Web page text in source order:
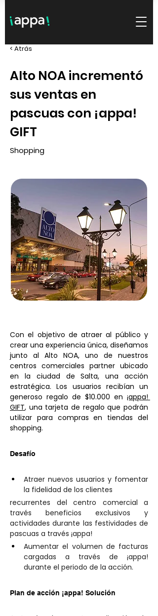
< Atrás
Alto NOA incrementó
sus ventas en
pascuas con ¡appa!
GIFT
Shopping
Con el objetivo de atraer al público y
crear una experiencia única, diseñamos
junto al Alto NOA, uno de nuestros
centros comerciales partner ubicado
en la ciudad de Salta, una acción
estratégica. Los usuarios recibían un
generoso regalo de $10.000 en ¡appa!
GIFT, una tarjeta de regalo que podrán
utilizar para compras en tiendas del
shopping.
Desafío
Atraer nuevos usuarios y fomentar
la fidelidad de los clientes
recurrentes del centro comercial a
través beneficios exclusivos y
actividades durante las festividades de
pascuas a través ¡appa!
Aumentar el volumen de facturas
cargadas a través de ¡appa!
durante el periodo de la acción.
Plan de acción ¡appa! Solución